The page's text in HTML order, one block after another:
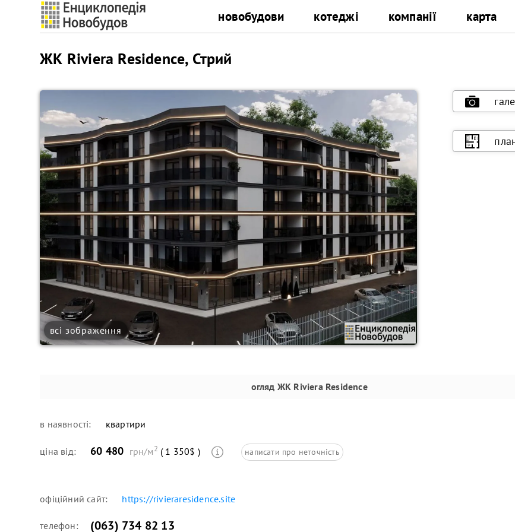
новобудови котеджі компанії карта
ЖК Riviera Residence, Стрий
всі зображення
огляд ЖК Riviera Residence
в наявності: квартири
ціна від: 60 480 грн/м2 ( 1 350$ ) написати про неточність
офіційний сайт: https://rivieraresidence.site
телефон: (063) 734 82 13